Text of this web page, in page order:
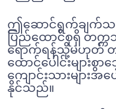
ဤဆောင်ရွက်ချက်
ပြည်ထောင်စုရှိ တက္
ရောက်ရန်သို့မဟုတ်
ထောင်ပေါင်းများစွာ
ကျောင်းသားများ
နိုင်သည်။